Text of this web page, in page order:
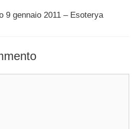
9 gennaio 2011 – Esoterya